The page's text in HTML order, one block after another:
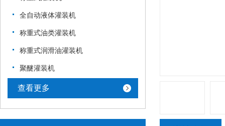
全自动液体灌装机
称重式油类灌装机
称重式润滑油灌装机
聚醚灌装机
查看更多